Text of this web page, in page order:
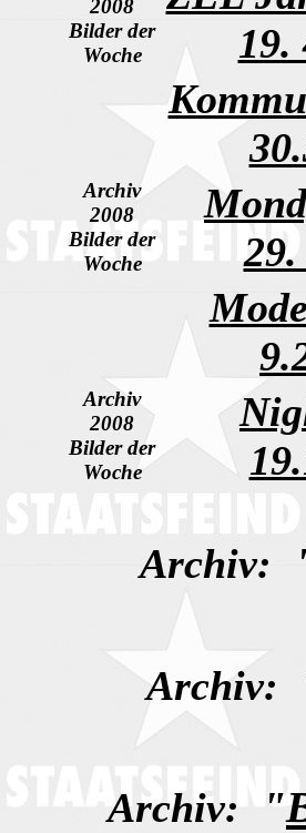
2008
Bilder der
Woche
19.
Archiv
2008
Bilder der
Woche
Archiv
2008
Bilder der
Woche
Archiv:
Archiv:
Archiv: "